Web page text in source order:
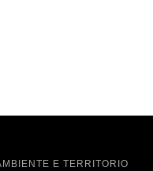
E TERRITORIO